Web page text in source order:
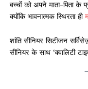
बच्चों को अपने माता-पिता के
क्योंकि भावनात्मक स्थिरता ही
शांति सीनियर सिटीजन
सीनियर के साथ ‘क्वालिटी